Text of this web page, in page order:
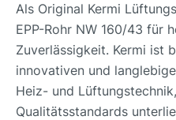
Als Original Kermi
EPP-Rohr NW 160/43 für
Zuverlässigkeit. Kermi ist
innovativen und
Heiz- und
Qualitätsstandards